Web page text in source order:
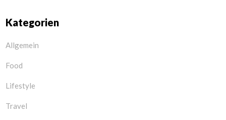
Kategorien
Allgemein
Food
Lifestyle
Travel